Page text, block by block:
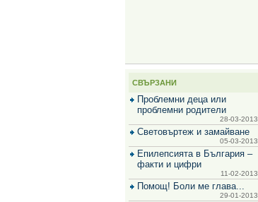
СВЪРЗАНИ
Проблемни деца или
проблемни родители
28-03-2013
Световъртеж и замайване
05-03-2013
Епилепсията в България –
факти и цифри
11-02-2013
Помощ! Боли ме глава...
29-01-2013